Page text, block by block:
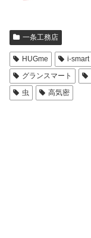
一条工務店
HUGme i-smart
グランスマート
虫
高気密